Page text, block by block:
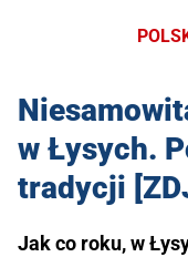
w Łysych.
tradycji
Jak co roku, w